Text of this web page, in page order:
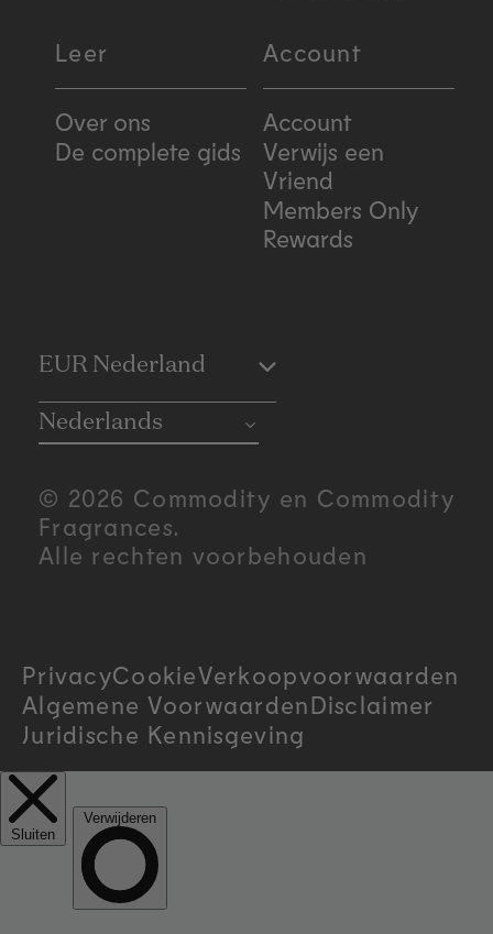
Leer
Over ons
De complete gids
Account
Account
Verwijs een
Vriend
Members Only
Rewards
C
o
u
n
y
/
r
e
g
EUR Nederland
Nederlands
© 2026 Commodity en Commodity
Fragrances.
Alle rechten voorbehouden
PrivacyCookieVerkoopvoorwaarden
Algemene VoorwaardenDisclaimer
Juridische Kennisgeving